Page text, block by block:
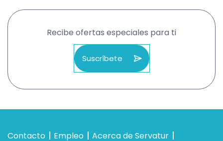
Recibe ofertas especiales para ti
Suscríbete
Contacto Empleo
Acerca de Servatur